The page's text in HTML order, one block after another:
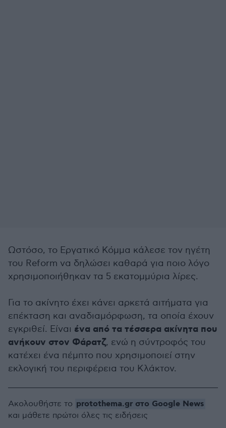
Ωστόσο, το Εργατικό Κόμμα κάλεσε τον ηγέτη
του Reform να δηλώσει καθαρά για ποιο λόγο
χρησιμοποιήθηκαν τα 5 εκατομμύρια λίρες.
Για το ακίνητο έχει κάνει αρκετά αιτήματα για
επέκταση και αναδιαμόρφωση, τα οποία έχουν
εγκριθεί. Είναι ένα από τα τέσσερα ακίνητα που
ανήκουν στον Φάρατζ, ενώ η σύντροφός του
κατέχει ένα πέμπτο που χρησιμοποιεί στην
εκλογική του περιφέρεια του Κλάκτον.
Ακολουθήστε το protothema.gr στο Google News
και μάθετε πρώτοι όλες τις ειδήσεις